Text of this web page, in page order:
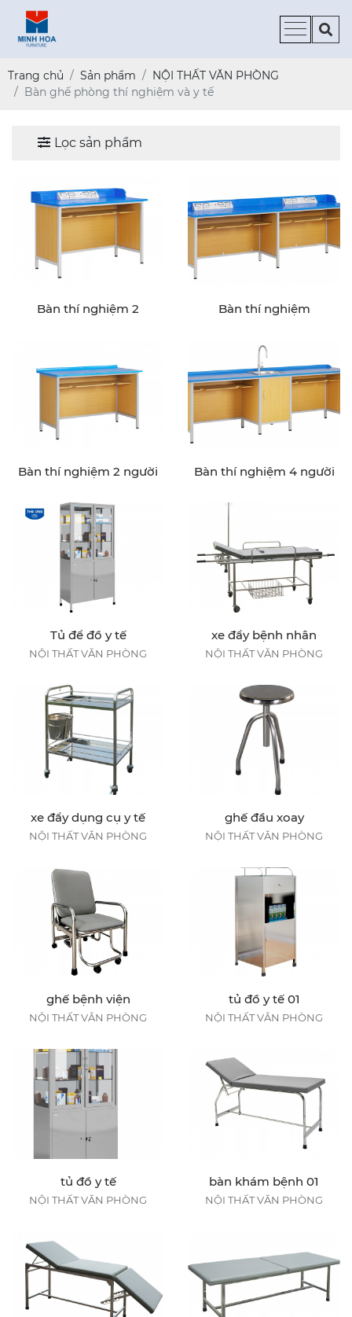
Trang chủ Sản phẩm
NỘI THẤT VĂN PHÒNG
Bàn ghế phòng thí nghiệm và y tế
Lọc sản phẩm
Bàn thí nghiệm 2 Bàn thí nghiệm
Bàn thí nghiệm 2 người Bàn thí nghiệm 4 người
Tủ để đồ y tế
NỘI THẤT VĂN PHÒNG
xe đẩy bệnh nhân
NỘI THẤT VĂN PHÒNG
xe đẩy dụng cụ y tế
NỘI THẤT VĂN PHÒNG
ghế đầu xoay
NỘI THẤT VĂN PHÒNG
ghế bệnh viện
NỘI THẤT VĂN PHÒNG
tủ đồ y tế 01
NỘI THẤT VĂN PHÒNG
tủ đồ y tế
NỘI THẤT VĂN PHÒNG
bàn khám bệnh 01
NỘI THẤT VĂN PHÒNG